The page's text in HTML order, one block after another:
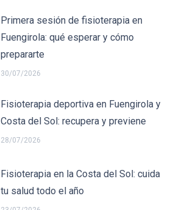
Primera sesión de fisioterapia en
Fuengirola: qué esperar y cómo
prepararte
30/07/2026
Fisioterapia deportiva en Fuengirola y
Costa del Sol: recupera y previene
28/07/2026
Fisioterapia en la Costa del Sol: cuida
tu salud todo el año